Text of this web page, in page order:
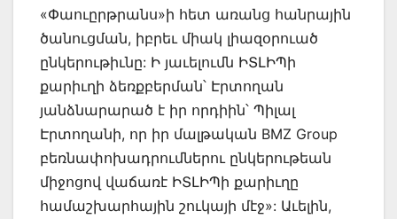
«Փաուըրթրանս»ի հետ առանց հանրային
ծանուցման, իբրեւ միակ լիազօրուած
ընկերութիւնը: Ի յաւելումն ԻՏԼԻՊի
քարիւղի ձեռքբերման՝ Էրտողան
յանձնարարած է իր որդիին՝ Պիլալ
Էրտողանի, որ իր մալթական BMZ Group
բեռնափոխադրումներու ընկերութեան
միջոցով վաճառէ ԻՏԼԻՊի քարիւղը
համաշխարհային շուկայի մէջ»: Աւելին,